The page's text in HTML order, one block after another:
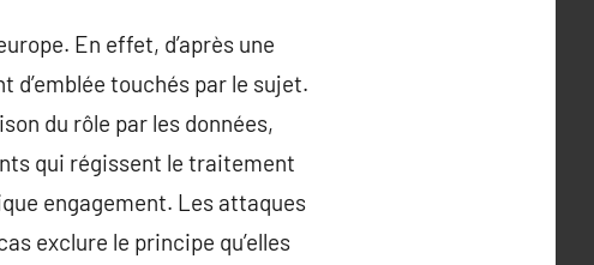
En effet, d’après une
d’emblée touchés par le sujet.
du rôle par les données,
qui régissent le traitement
engagement. Les attaques
exclure le principe qu’elles